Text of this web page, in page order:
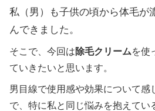
私（男）も子供の頃から体毛が
んできました。
そこで、今回は除毛クリームを使
ていきたいと思います。
男目線で使用感や効果について感
で、特に私と同じ悩みを抱えてい